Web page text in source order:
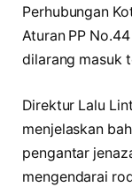
Perhubungan
Aturan PP
dilarang masuk
Direktur Lalu
menjelaskan
pengantar
mengendarai